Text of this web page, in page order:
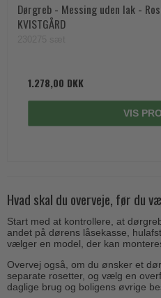
Dørgreb - Messing uden lak -
KVISTGÅRD
1.278,00 DKK
VIS
Hvad skal du overveje, før du
Start med at kontrollere, at
andet på dørens låsekasse,
vælger en model, der kan
Overvej også, om du ønsker et
separate rosetter, og vælg en
daglige brug og boligens øvrige